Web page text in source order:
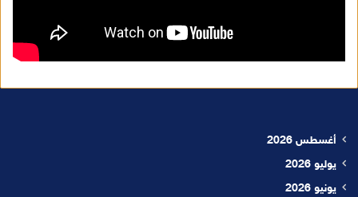
أغسطس 2026
يوليو 2026
يونيو 2026